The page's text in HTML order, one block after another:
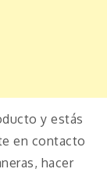
y estás
en contacto
hacer